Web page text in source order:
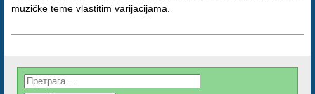
muzičke teme vlastitim varijacijama.